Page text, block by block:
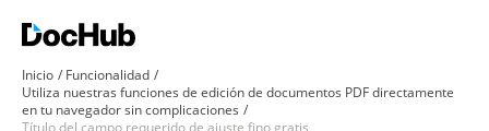
Inicio
Funcionalidad
Utiliza nuestras funciones de edición de documentos PDF directamente
en tu navegador sin complicaciones
Título del campo requerido de ajuste fino gratis